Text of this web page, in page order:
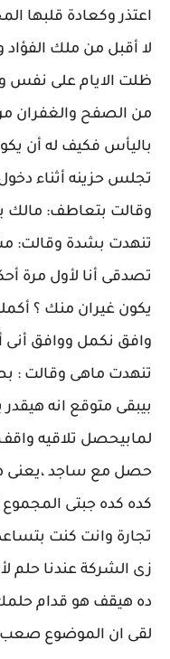
اعتذر وكعادة قلبها
لا أقبل من ملك الفؤاد
ظلت الايام على نفس
من الصفح والغفران
باليأس فكيف له أن
تجلس حزينه أثناء
وقالت بتعاطف: مالك
تنهدت بشدة وقالت:
تصدقى أنا لأول مرة
يكون غيران منك ؟
وافق نكمل ووافق أنى
تنهدت ماهى وقالت :
بيبقى متوقع انه
لمابيحصل تلاقيه
حصل مع ساجد ،يعنى
كده كده جبتى
تجارة وانت كنت
زى الشركة عندنا
ده هيقف هو قدام
لقى ان الموضوع